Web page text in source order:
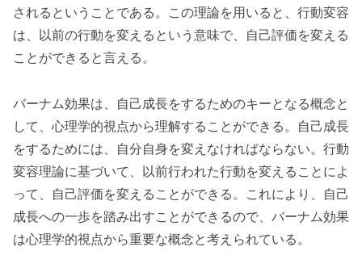
されるということである。この理論を用いると、行動変容
は、以前の行動を変えるという意味で、自己評価を変える
ことができると言える。
バーナム効果は、自己成長をするためのキーとなる概念と
して、心理学的視点から理解することができる。自己成長
をするためには、自分自身を変えなければならない。行動
変容理論に基づいて、以前行われた行動を変えることによ
って、自己評価を変えることができる。これにより、自己
成長への一歩を踏み出すことができるので、バーナム効果
は心理学的視点から重要な概念と考えられている。